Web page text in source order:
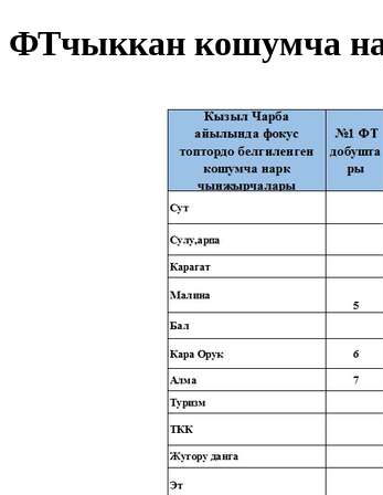
ФТчыккан кошумча